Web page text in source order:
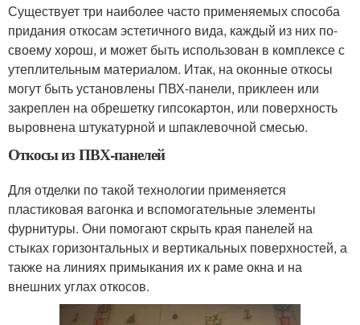
Существует три наиболее часто применяемых способа
придания откосам эстетичного вида, каждый из них по-
своему хорош, и может быть использован в комплексе с
утеплительным материалом. Итак, на оконные откосы
могут быть установлены ПВХ-панели, приклеен или
закреплен на обрешетку гипсокартон, или поверхность
выровнена штукатурной и шпаклевочной смесью.
Откосы из ПВХ-панелей
Для отделки по такой технологии применяется
пластиковая вагонка и вспомогательные элементы
фурнитуры. Они помогают скрыть края панелей на
стыках горизонтальных и вертикальных поверхностей, а
также на линиях примыкания их к раме окна и на
внешних углах откосов.